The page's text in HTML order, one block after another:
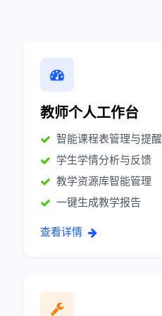
教师个人工作台
智能课程表管理与提醒
学生学情分析与反馈
教学资源库智能管理
一键生成教学报告
查看详情